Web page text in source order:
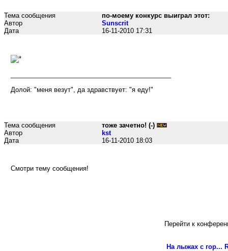
Тема сообщения
по-моему конкурс выиграл этот:
Автор
Sunscrit
Дата
16-11-2010 17:31
Долой: "меня везут", да здравствует: "я еду!"
Тема сообщения
тоже зачетно! (-)
Автор
kst
Дата
16-11-2010 18:03
Смотри тему сообщения!
Перейти к
На лыжах с гор...